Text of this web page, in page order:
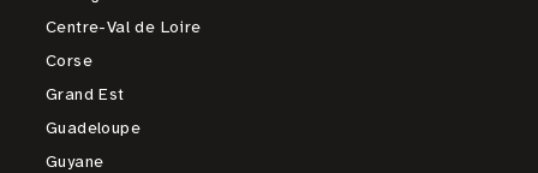
Centre-Val de Loire
Corse
Grand Est
Guadeloupe
Guyane